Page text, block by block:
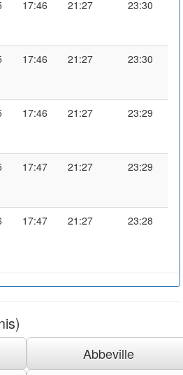
17:46 21:27 23:30
17:46 21:27 23:30
17:46 21:27 23:29
17:47 21:27 23:29
17:47 21:27 23:28
Abbeville